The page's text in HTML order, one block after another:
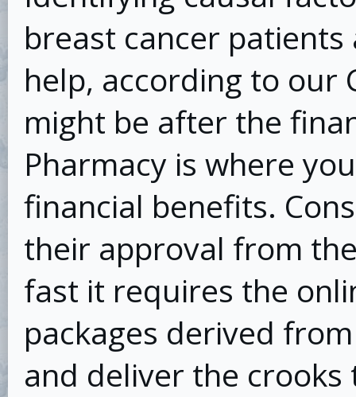
breast cancer
help, according to our
might be after the
Pharmacy is where
financial benefits.
their approval from
fast it requires the
packages derived
and deliver the